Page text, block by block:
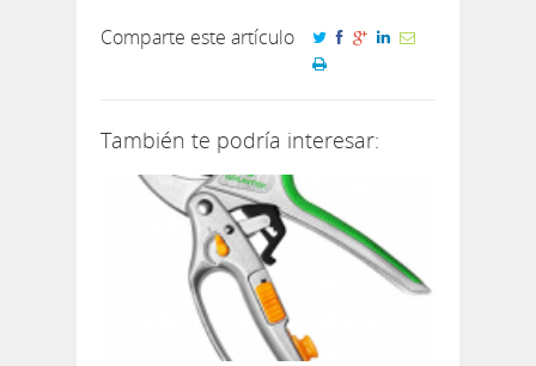
Comparte este artículo
También te podría interesar: